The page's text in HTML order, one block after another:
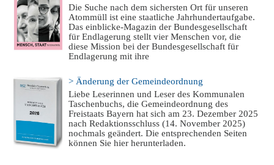
Die Suche nach dem sichersten Ort für unseren
Atommüll ist eine staatliche Jahrhundertaufgabe.
Das einblicke-Magazin der Bundesgesellschaft
für Endlagerung stellt vier Menschen vor, die
diese Mission bei der Bundesgesellschaft für
Endlagerung mit ihre
> Änderung der Gemeindeordnung
Liebe Leserinnen und Leser des Kommunalen
Taschenbuchs, die Gemeindeordnung des
Freistaats Bayern hat sich am 23. Dezember 2025
nach Redaktionsschluss (14. November 2025)
nochmals geändert. Die entsprechenden Seiten
können Sie hier herunterladen.